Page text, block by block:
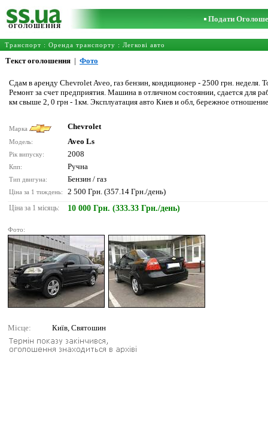
ОГОЛОШЕННЯ
Подати
Транспорт : Оренда транспорту : Легкові авто
Текст оголошення | Фото
Сдам в аренду Chevrolet Aveo, газ бензин, кондиционер - 2500 грн. неделя.
Ремонт за счет предприятия. Машина в отличном состоянии, сдается для
км свыше 2, 0 грн - 1км. Эксплуатация авто Киев и обл, бережное
Марка Chevrolet
Модель: Aveo Ls
Рік випуску: 2008
Кпп: Ручна
Тип двигуна: Бензин / газ
Ціна за 1 тиждень: 2 500 Грн. (357.14 Грн./день)
Ціна за 1 місяць: 10 000 Грн. (333.33 Грн./день)
Фото:
Місце: Київ, Святошин